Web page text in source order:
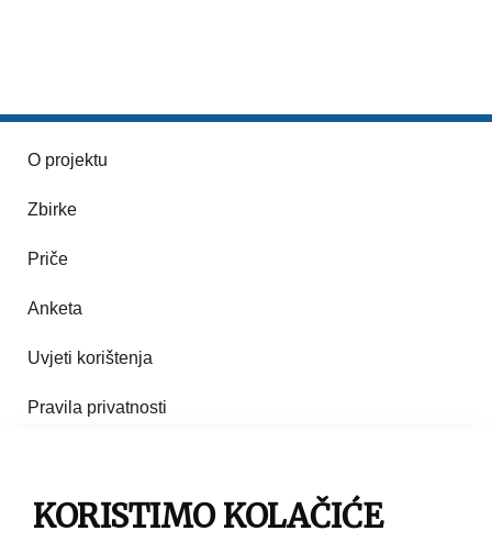
O projektu
Zbirke
Priče
Anketa
Uvjeti korištenja
Pravila privatnosti
Pravila korištenja
KORISTIMO KOLAČIĆE